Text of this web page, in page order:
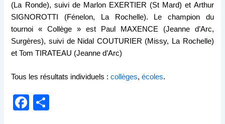
(La Ronde), suivi de Marlon EXERTIER (St Mard) et Arthur
SIGNOROTTI (Fénelon, La Rochelle).
Le champion du
tournoi « Collège » est Paul MAXENCE (Jeanne d’Arc,
Surgères), suivi de Nidal COUTURIER (Missy, La Rochelle)
et Tom TIRATEAU (Jeanne d’Arc)
Tous les résultats individuels :collèges,écoles.
F